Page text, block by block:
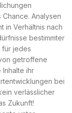
Analysen
in Verhältnis nach
bestimmter
für jedes
getroffene
ihr
bei
verlässlicher
Zukunft!